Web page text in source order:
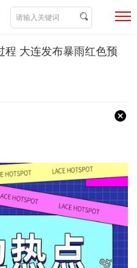
程 大连发布暴雨红色预